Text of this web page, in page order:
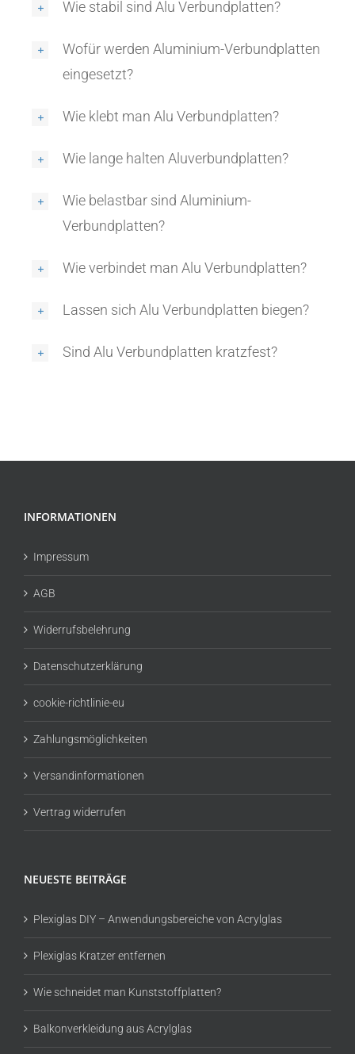
Wie stabil sind Alu Verbundplatten?
Wofür werden Aluminium-Verbundplatten
eingesetzt?
Wie klebt man Alu Verbundplatten?
Wie lange halten Aluverbundplatten?
Wie belastbar sind Aluminium-
Verbundplatten?
Wie verbindet man Alu Verbundplatten?
Lassen sich Alu Verbundplatten biegen?
Sind Alu Verbundplatten kratzfest?
INFORMATIONEN
Impressum
AGB
Widerrufsbelehrung
Datenschutzerklärung
cookie-richtlinie-eu
Zahlungsmöglichkeiten
Versandinformationen
Vertrag widerrufen
NEUESTE BEITRÄGE
Plexiglas DIY – Anwendungsbereiche von Acrylglas
Plexiglas Kratzer entfernen
Wie schneidet man Kunststoffplatten?
Balkonverkleidung aus Acrylglas